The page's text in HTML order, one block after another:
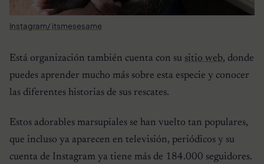
Instagram/ itsmesesame
Está organización también cuenta con su sitio web, donde
puedes aprender mucho más sobre esta especie y conocer
las diferentes historias de sus rescates.
Estos adorables marsupiales se han vuelto tan populares,
que incluso ya aparecen en televisión, periódicos y su
cuenta de Instagram ya tiene más de 184.000 seguidores.